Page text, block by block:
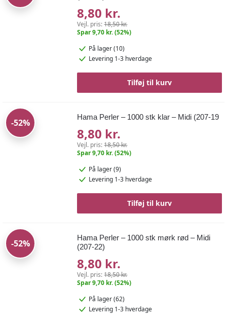
8,80 kr.
Vejl. pris:18,50 kr.
Spar 9,70 kr. (52%)
På lager (10)
Levering 1-3 hverdage
Tilføj til kurv
-52%
Hama Perler – 1000 stk klar – Midi (207-19
8,80 kr.
Vejl. pris:18,50 kr.
Spar 9,70 kr. (52%)
På lager (9)
Levering 1-3 hverdage
Tilføj til kurv
-52%
Hama Perler – 1000 stk mørk rød – Midi
(207-22)
8,80 kr.
Vejl. pris:18,50 kr.
Spar 9,70 kr. (52%)
På lager (62)
Levering 1-3 hverdage